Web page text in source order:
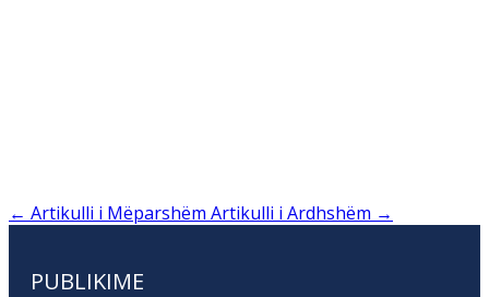
← Artikulli i Mëparshëm Artikulli i Ardhshëm →
PUBLIKIME